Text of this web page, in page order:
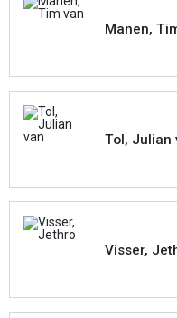
Manen,
Tol, Julian
Visser,